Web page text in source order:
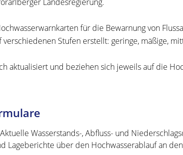
für die Bewarnung von
Stufen erstellt: geringe, mäßige,
aktualisiert und beziehen sich jeweils auf die
Aktuelle Wasserstands-, Abfluss- und
Lageberichte über den Hochwasserablauf an